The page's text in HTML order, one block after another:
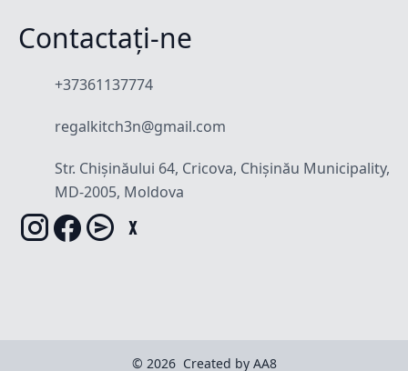
Contactați-ne
+37361137774
regalkitch3n@gmail.com
Str. Chișinăului 64, Cricova, Chișinău Municipality,
MD-2005, Moldova
© 2026 Created by AA8